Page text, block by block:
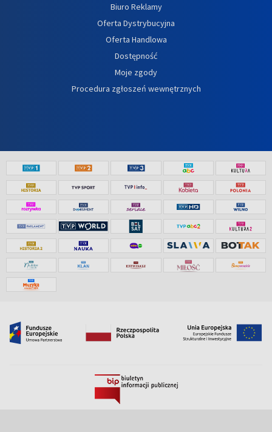
Biuro Reklamy
Oferta Dystrybucyjna
Oferta Handlowa
Dostępność
Moje zgody
Procedura zgłoszeń wewnętrznych